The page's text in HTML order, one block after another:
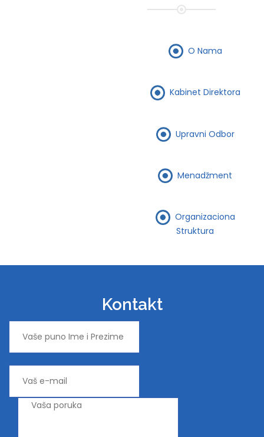
O Nama
Kabinet Direktora
Upravni Odbor
Menadžment
Organizaciona
Struktura
Kontakt